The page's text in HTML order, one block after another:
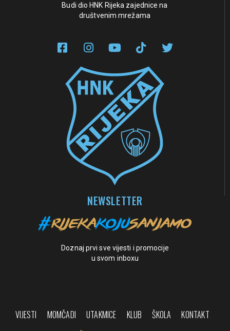
Budi dio HNK Rijeka zajednice na
društvenim mrežama
NEWSLETTER
Doznaj prvi sve vijesti i promocije
u svom inboxu
VIJESTI MOMČADI UTAKMICE KLUB ŠKOLA
KONTAKT